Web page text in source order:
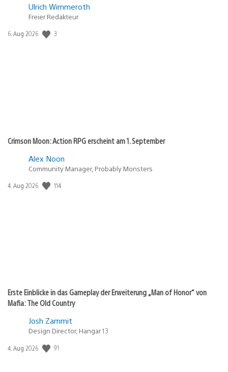
Ulrich Wimmeroth
Freier Redakteur
Veröffentlichungsdatum:
6. Aug 2026 3
Crimson Moon: Action RPG erscheint am 1. September
Alex Noon
Community Manager, Probably Monsters
Veröffentlichungsdatum:
4. Aug 2026 114
Erste Einblicke in das Gameplay der Erweiterung „Man of Honor“ von
Mafia: The Old Country
Josh Zammit
Design Director, Hangar 13
Veröffentlichungsdatum:
4. Aug 2026 91